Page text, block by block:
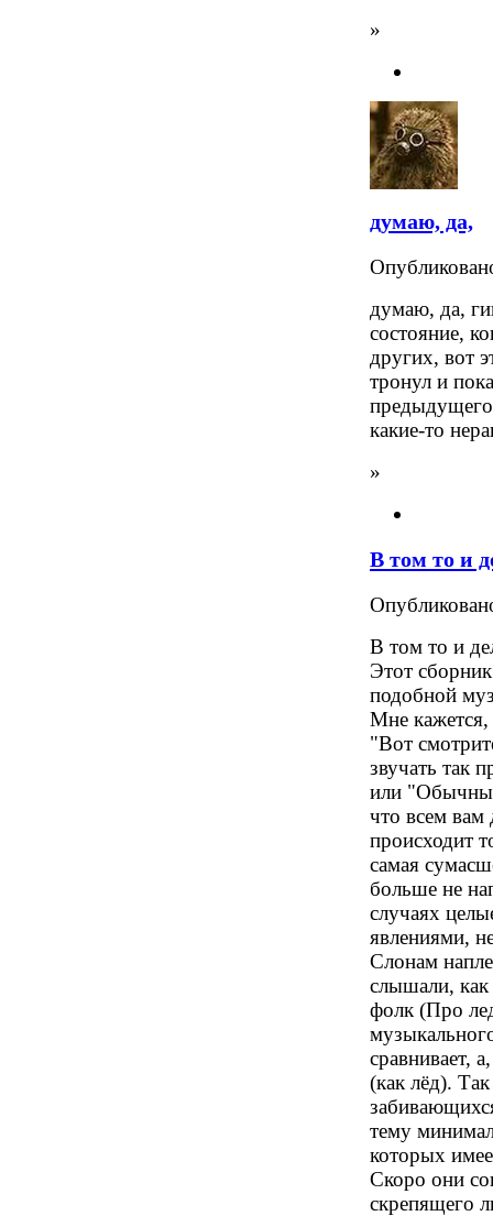
»
думаю, да,
думаю, да,
состояние,
других, вот
тронул и
какие-то
»
В том то и
В том то и
Этот
подобной
Мне кажется,
"Вот
звучать так
или
что всем вам
происходит
самая
больше не
случаях
явлениями,
Слонам
слышали,
фолк (Про
сравнивает,
(как лёд).
тему
которых
Скоро они
скрепящего